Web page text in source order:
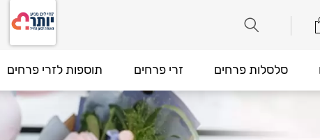
סלסלות פרחים זרי פרחים תוספות לזרי פרחים